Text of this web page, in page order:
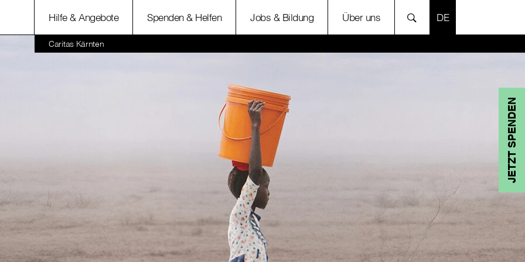
Hilfe & Angebote Spenden & Helfen Jobs & Bildung Über uns SPRACHE
Caritas Kärnten
JETZT SPENDEN